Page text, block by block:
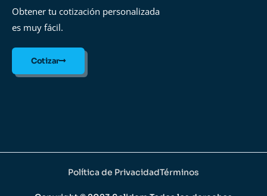
Obtener tu cotización personalizada
es muy fácil.
Cotizar
Política de PrivacidadTérminos